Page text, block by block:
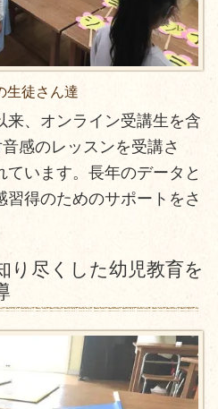
生徒さん達
来、オンライン受講生を含
感のレッスンを受講さ
います。長年のデータと
得のためのサポートをさ
り尽くした幼児教育を